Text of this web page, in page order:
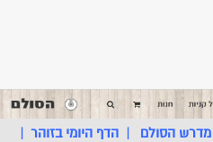
הסולם |הדף היומי בזוהר |